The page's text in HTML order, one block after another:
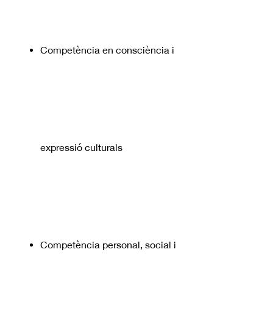
Competència en consciència i
expressió culturals
Competència personal, social i